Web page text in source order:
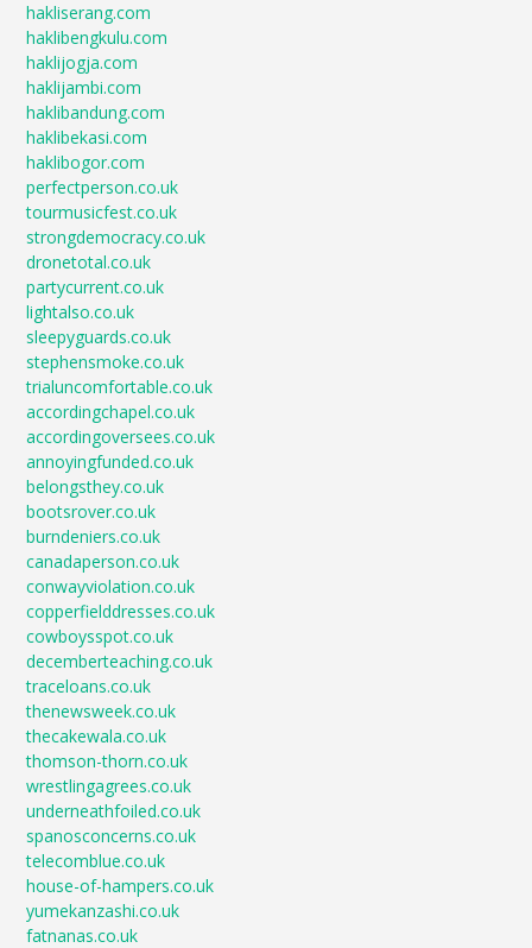
hakliserang.com
haklibengkulu.com
haklijogja.com
haklijambi.com
haklibandung.com
haklibekasi.com
haklibogor.com
perfectperson.co.uk
tourmusicfest.co.uk
strongdemocracy.co.uk
dronetotal.co.uk
partycurrent.co.uk
lightalso.co.uk
sleepyguards.co.uk
stephensmoke.co.uk
trialuncomfortable.co.uk
accordingchapel.co.uk
accordingoversees.co.uk
annoyingfunded.co.uk
belongsthey.co.uk
bootsrover.co.uk
burndeniers.co.uk
canadaperson.co.uk
conwayviolation.co.uk
copperfielddresses.co.uk
cowboysspot.co.uk
decemberteaching.co.uk
traceloans.co.uk
thenewsweek.co.uk
thecakewala.co.uk
thomson-thorn.co.uk
wrestlingagrees.co.uk
underneathfoiled.co.uk
spanosconcerns.co.uk
telecomblue.co.uk
house-of-hampers.co.uk
yumekanzashi.co.uk
fatnanas.co.uk